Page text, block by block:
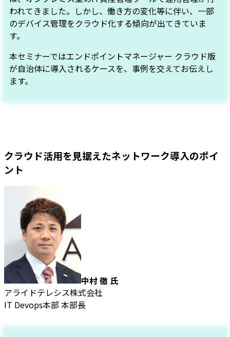
われてきました。しかし、働き方の変化等に伴い、一部
のデバイス管理をクラウド化する傾向が出てきていま
す。
本セミナーではエンドポイントマネージャー クラウド版
が自治体に導入されるケースを、事例を交えてお伝えし
ます。
クラウド活用を見据えたネットワーク導入のポイ
ント
中村 徹 氏
アライドテレシス株式会社
IT Devops本部 本部長